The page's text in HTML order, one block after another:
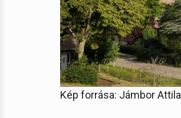
Kép forrása: Jámbor Attila